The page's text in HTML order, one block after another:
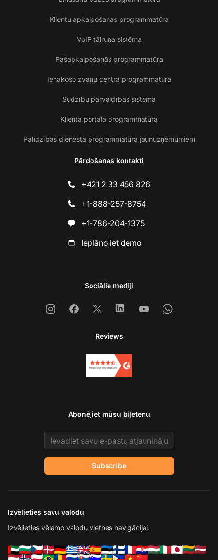
Klientu apkalpošanas programmatūra
VoIP tālruņa sistēma
Pašapkalpošanās programmatūra
Ienākošo zvanu centra programmatūra
Sūdzību pārvaldības sistēma
Klienta portāla programmatūra
Palīdzības dienesta programmatūra jaunuzņēmumiem
Pārdošanas kontakti
+421 2 33 456 826
+1-888-257-8754
+1-786-204-1375
Ieplānojiet demo
Sociālie mediji
InstagramFacebook
X LinkedinYoutubeWhatsapp
Reviews
Abonējiet mūsu biļetenu
Email address
Subscribe
Izvēlieties savu valodu
Izvēlieties vēlamo valodu vietnes navigācijai.